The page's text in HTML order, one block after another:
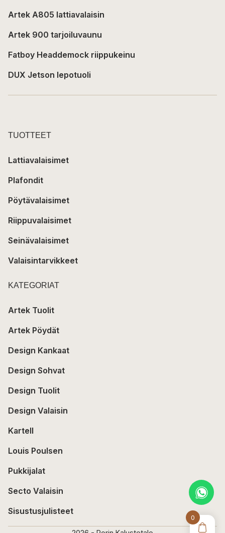
0
Artek A805 lattiavalaisin
Artek 900 tarjoiluvaunu
Fatboy Headdemock riippukeinu
DUX Jetson lepotuoli
TUOTTEET
Lattiavalaisimet
Plafondit
Pöytävalaisimet
Riippuvalaisimet
Seinävalaisimet
Valaisintarvikkeet
KATEGORIAT
Artek Tuolit
Artek Pöydät
Design Kankaat
Design Sohvat
Design Tuolit
Design Valaisin
Kartell
Louis Poulsen
Pukkijalat
Secto Valaisin
Sisustusjulisteet